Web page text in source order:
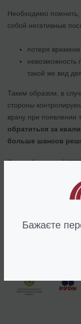
Необходимо помнить,
собой негативные
потеря времени
невозможность
такой же вид
Таким образом, в
стороны
врачу при появлении
обратиться за
больше шансов
Дата публикации: 24/06/
Наши
Бажаєте